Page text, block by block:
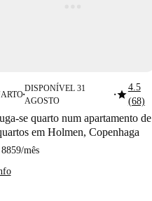
■
DISPONÍVEL 31
AGOSTO
■star4.5
(68)
se quarto num apartamento de
em Holmen, Copenhaga
/mês